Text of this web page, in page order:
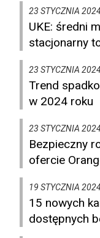
23 STYCZNIA
UKE: średni
stacjonarny
23 STYCZNIA
Trend
w 2024 roku
23 STYCZNIA
Bezpieczny
ofercie
19 STYCZNIA
15 nowych
dostępnych